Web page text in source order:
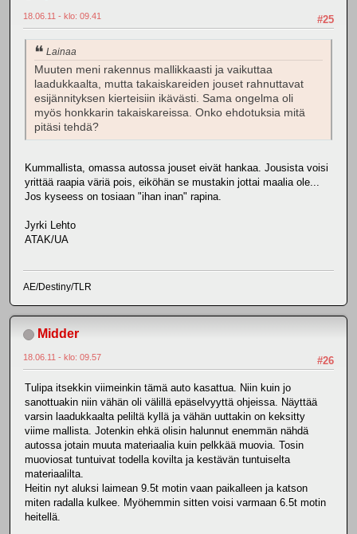
#25
18.06.11 - klo: 09.41
Lainaa
Muuten meni rakennus mallikkaasti ja vaikuttaa
laadukkaalta, mutta takaiskareiden jouset rahnuttavat
esijännityksen kierteisiin ikävästi. Sama ongelma oli
myös honkkarin takaiskareissa. Onko ehdotuksia mitä
pitäsi tehdä?
Kummallista, omassa autossa jouset eivät hankaa. Jousista voisi
yrittää raapia väriä pois, eiköhän se mustakin jottai maalia ole...
Jos kyseess on tosiaan "ihan inan" rapina.
Jyrki Lehto
ATAK/UA
AE/Destiny/TLR
Midder
#26
18.06.11 - klo: 09.57
Tulipa itsekkin viimeinkin tämä auto kasattua. Niin kuin jo
sanottuakin niin vähän oli välillä epäselvyyttä ohjeissa. Näyttää
varsin laadukkaalta peliltä kyllä ja vähän uuttakin on keksitty
viime mallista. Jotenkin ehkä olisin halunnut enemmän nähdä
autossa jotain muuta materiaalia kuin pelkkää muovia. Tosin
muoviosat tuntuivat todella kovilta ja kestävän tuntuiselta
materiaalilta.
Heitin nyt aluksi laimean 9.5t motin vaan paikalleen ja katson
miten radalla kulkee. Myöhemmin sitten voisi varmaan 6.5t motin
heitellä.